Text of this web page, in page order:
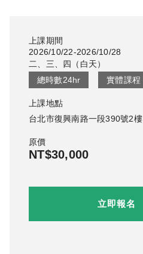
上課期間
2026/10/22-2026/10/28
二、三、四 （ 白天）
總時數24hr 實體課程
上課地點
台北市復興南路一段390號2樓
原價
NT$30,000
立即報名